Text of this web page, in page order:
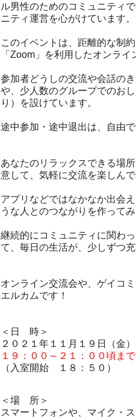
ル男性のためのコミュニティ
ニティ運営を心がけています。
このイベントは、距離的な制
「Zoom」を利用したオンライ
参加者どうしの交流や会話の
や、少人数のグループでのお
り）を設けています。
途中参加・途中退出は、自由で
あなたのリラックスできる場
意して、気軽に交流を楽しんで
アプリなどではなかなか出会
うな人とのつながりを作ってみ
継続的にコミュニティに関わ
て、毎日の生活が、少しずつ
オンライン交流会や、ゲイコ
エルカムです！
＜日 時＞
２０２１年１１月１９ 日（金）
１９：００～２１：００頃まで
（入室開始 １８：５０）
＜場 所＞
スマートフォンや、マイク・ス